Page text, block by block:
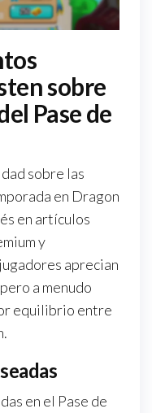
sobre
Pase de
sobre las
en Dragon
en artículos
y
aprecian
a menudo
equilibrio entre
en el Pase de